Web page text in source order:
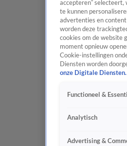
accepteren”
te kunnen
advertenties en
worden deze
cookies om de website
moment opnieuw
Cookie-instellingen
Diensten worden
onze Digitale Diensten.
Functioneel &
Analytisch
Advertising &